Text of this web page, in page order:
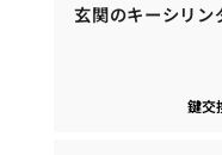
玄関のキーシリン
鍵交